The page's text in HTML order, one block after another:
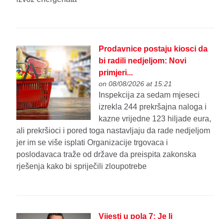
Prodavnice postaju kiosci da
bi radili nedjeljom: Novi
primjeri...
on 08/08/2026 at 15:21
Inspekcija za sedam mjeseci
izrekla 244 prekršajna naloga i
kazne vrijedne 123 hiljade eura,
ali prekršioci i pored toga nastavljaju da rade nedjeljom
jer im se više isplati Organizacije trgovaca i
poslodavaca traže od države da preispita zakonska
rješenja kako bi spriječili zloupotrebe
Vijesti u pola 7: Je li